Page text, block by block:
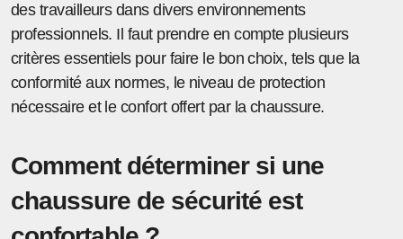
des travailleurs dans divers environnements
professionnels. Il faut prendre en compte plusieurs
critères essentiels pour faire le bon choix, tels que la
conformité aux normes, le niveau de protection
nécessaire et le confort offert par la chaussure.
Comment déterminer si une
chaussure de sécurité est